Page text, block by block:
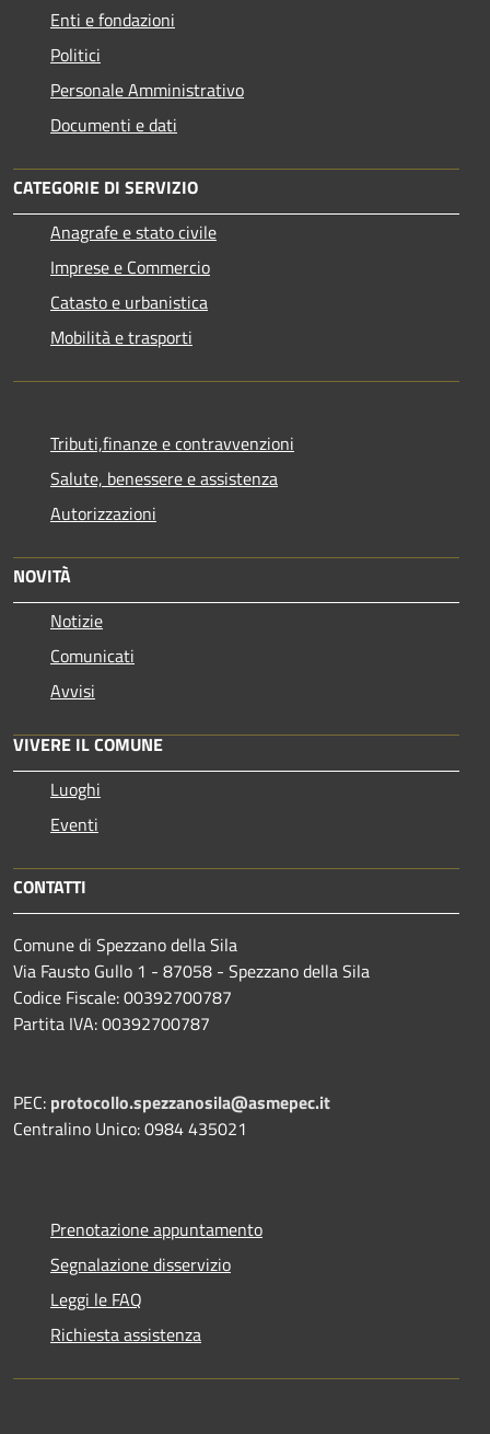
Enti e fondazioni
Politici
Personale Amministrativo
Documenti e dati
CATEGORIE DI SERVIZIO
Anagrafe e stato civile
Imprese e Commercio
Catasto e urbanistica
Mobilità e trasporti
Tributi,finanze e contravvenzioni
Salute, benessere e assistenza
Autorizzazioni
NOVITÀ
Notizie
Comunicati
Avvisi
VIVERE IL COMUNE
Luoghi
Eventi
CONTATTI
Comune di Spezzano della Sila
Via Fausto Gullo 1 - 87058 - Spezzano della Sila
Codice Fiscale: 00392700787
Partita IVA: 00392700787
PEC: protocollo.spezzanosila@asmepec.it
Centralino Unico: 0984 435021
Prenotazione appuntamento
Segnalazione disservizio
Leggi le FAQ
Richiesta assistenza